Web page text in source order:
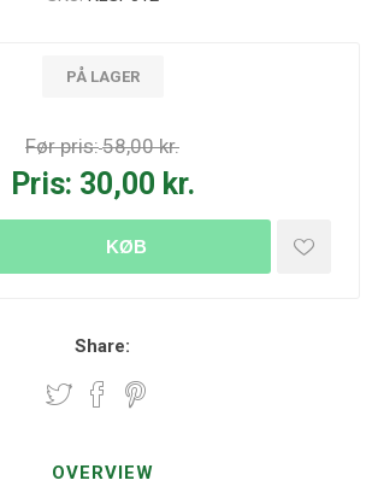
PÅ LAGER
Før pris:58,00 kr.
Pris: 30,00 kr.
KØB
Share:
OVERVIEW